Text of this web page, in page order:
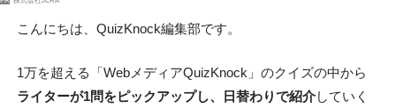
こんにちは、QuizKnock編集部です。
1万を超える「WebメディアQuizKnock」のクイズの中から
ライターが1問をピックアップし、日替わりで紹介していく